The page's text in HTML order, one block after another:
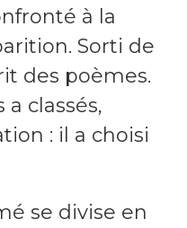
à la
Sorti de
des poèmes.
a classés,
: il a choisi
se divise en